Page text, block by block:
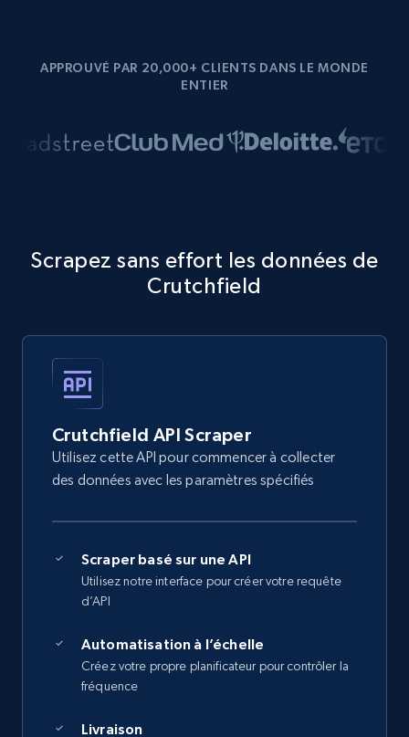
APPROUVÉ PAR 20,000+ CLIENTS DANS LE MONDE
ENTIER
Scrapez sans effort les données de
Crutchfield
Crutchfield API Scraper
Utilisez cette API pour commencer à collecter
des données avec les paramètres spécifiés
Scraper basé sur une API
Utilisez notre interface pour créer votre requête
d’API
Automatisation à l’échelle
Créez votre propre planificateur pour contrôler la
fréquence
Livraison